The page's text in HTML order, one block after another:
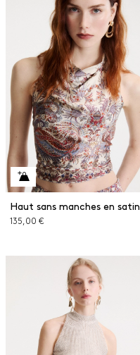
Haut sans manches en satin
135,00 €